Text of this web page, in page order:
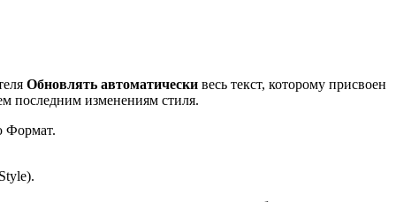
Обновлять автоматически весь текст, которому присвоен
последним изменениям стиля.
Формат.